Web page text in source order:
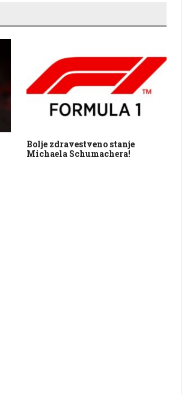
Bolje zdravestveno stanje
Michaela Schumachera!